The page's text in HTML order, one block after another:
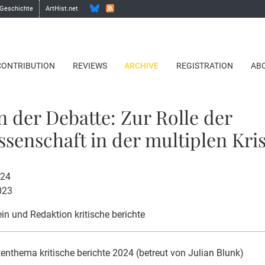
ArtHist.net
REVIEWS ARCHIVE REGISTRATION
der Debatte: Zur Rolle der
in der multiplen
und Redaktion kritische berichte
kritische berichte 2024 (betreut von Julian Blunk)